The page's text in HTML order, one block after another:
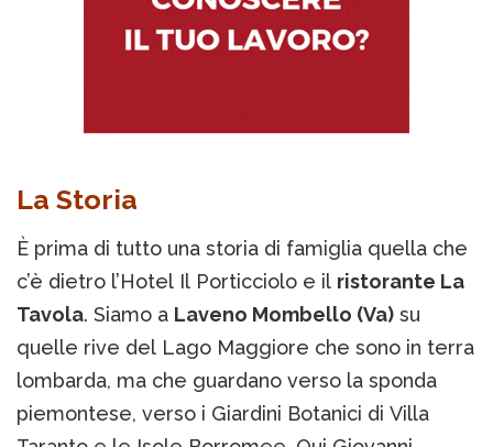
La Storia
È prima di tutto una storia di famiglia quella che
c’è dietro l’Hotel Il Porticciolo e il ristorante La
Tavola. Siamo a Laveno Mombello (Va) su
quelle rive del Lago Maggiore che sono in terra
lombarda, ma che guardano verso la sponda
piemontese, verso i Giardini Botanici di Villa